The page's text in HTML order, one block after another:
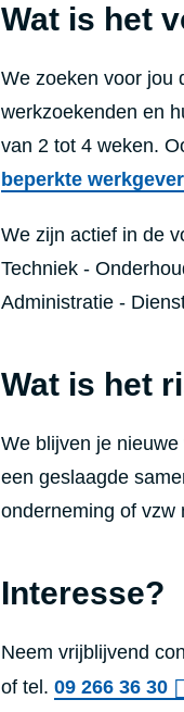
Wat is het
We zoeken voor jou
werkzoekenden en
van 2 tot 4 weken.
beperkte
We zijn actief in de
Techniek ​ -
Administratie -
Wat is het
We blijven je
een geslaagde
onderneming of vzw
Interesse?
Neem vrijblijvend
of tel. 09 266 36 30